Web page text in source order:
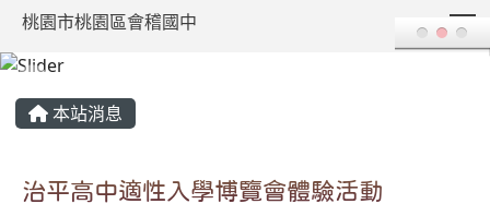
桃園市桃園區會稽國中
本站消息
治平高中適性入學博覽會體驗活動